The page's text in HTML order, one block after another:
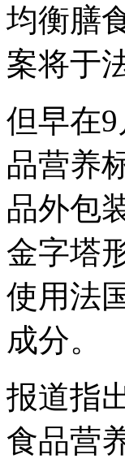
均衡膳
案将于
但早在
品营养
品外包
金字塔
使用法
成分。
报道指
食品营